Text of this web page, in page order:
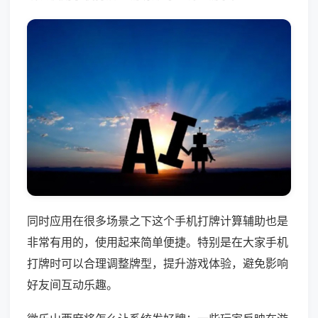
同时应用在很多场景之下这个手机打牌计算辅助也是
非常有用的，使用起来简单便捷。特别是在大家手机
打牌时可以合理调整牌型，提升游戏体验，避免影响
好友间互动乐趣。